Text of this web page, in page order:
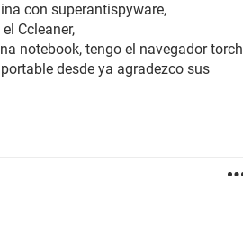
con superantispyware,
Ccleaner,
notebook, tengo el navegador torch
desde ya agradezco sus